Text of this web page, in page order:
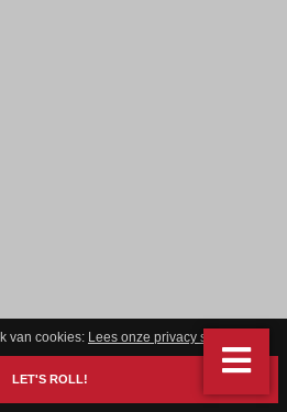
van cookies: Lees onze privacy statement
LET'S ROLL!